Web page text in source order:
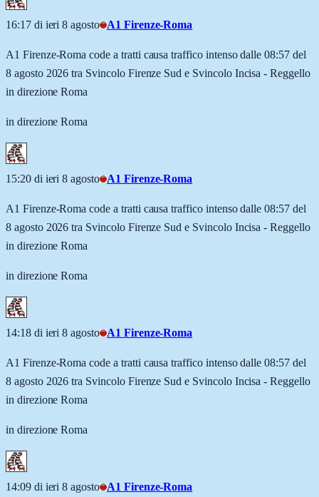
16:17 di ieri 8 agosto A1 Firenze-Roma
A1 Firenze-Roma code a tratti causa traffico intenso dalle 08:57 del
8 agosto 2026 tra Svincolo Firenze Sud e Svincolo Incisa - Reggello
in direzione Roma
in direzione Roma
15:20 di ieri 8 agosto A1 Firenze-Roma
A1 Firenze-Roma code a tratti causa traffico intenso dalle 08:57 del
8 agosto 2026 tra Svincolo Firenze Sud e Svincolo Incisa - Reggello
in direzione Roma
in direzione Roma
14:18 di ieri 8 agosto A1 Firenze-Roma
A1 Firenze-Roma code a tratti causa traffico intenso dalle 08:57 del
8 agosto 2026 tra Svincolo Firenze Sud e Svincolo Incisa - Reggello
in direzione Roma
in direzione Roma
14:09 di ieri 8 agosto A1 Firenze-Roma